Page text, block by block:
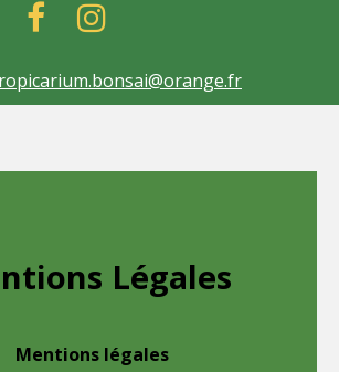
 
Légales
Mentions légales